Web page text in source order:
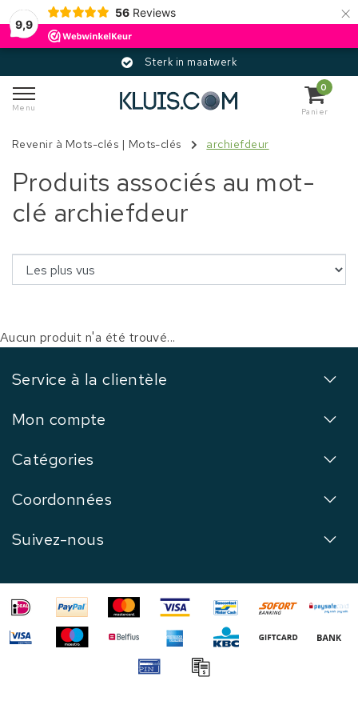
9,9
56 Reviews ×
Sterk in maatwerk
Menu
0
Panier
Revenir à Mots-clés | Mots-clés archiefdeur
Produits associés au mot-
clé archiefdeur
Aucun produit n'a été trouvé...
Service à la clientèle
Mon compte
Catégories
Coordonnées
Suivez-nous